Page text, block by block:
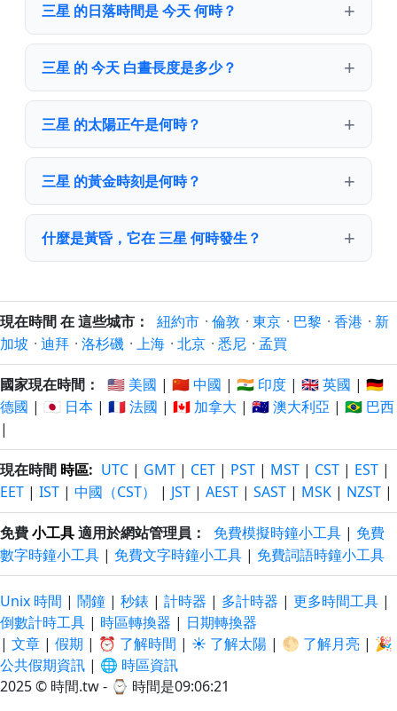
三星 的日落時間是 今天 何時？
三星 的 今天 白晝長度是多少？
三星 的太陽正午是何時？
三星 的黃金時刻是何時？
什麼是黃昏，它在 三星 何時發生？
現在時間 在 這些城市： 紐約市 · 倫敦 · 東京 · 巴黎 · 香港 · 新
加坡 · 迪拜 · 洛杉磯 · 上海 · 北京 · 悉尼 · 孟買
國家現在時間： 🇺🇸 美國 | 🇨🇳 中國 | 🇮🇳 印度 | 🇬🇧 英國 | 🇩🇪
德國 | 🇯🇵 日本 | 🇫🇷 法國 | 🇨🇦 加拿大 | 🇦🇺 澳大利亞 | 🇧🇷 巴西
|
現在時間 時區: UTC | GMT | CET | PST | MST | CST | EST |
EET | IST | 中國（CST） | JST | AEST | SAST | MSK | NZST |
免費小工具適用於網站管理員： 免費模擬時鐘小工具 | 免費
數字時鐘小工具 | 免費文字時鐘小工具 | 免費詞語時鐘小工具
Unix 時間 | 鬧鐘 | 秒錶 | 計時器 | 多計時器 | 更多時間工具 |
倒數計時工具 | 時區轉換器 | 日期轉換器
| 文章 | 假期 | ⏰ 了解時間 | ☀️ 了解太陽 | 🌕 了解月亮 | 🎉
公共假期資訊 | 🌐 時區資訊
2025 © 時間.tw - ⌚ 時間是09:06:22